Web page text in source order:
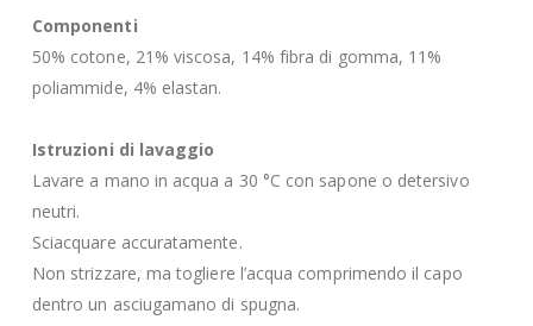
Componenti
50% cotone, 21% viscosa, 14% fibra di gomma, 11%
poliammide, 4% elastan.
Istruzioni di lavaggio
Lavare a mano in acqua a 30 °C con sapone o detersivo
neutri.
Sciacquare accuratamente.
Non strizzare, ma togliere l’acqua comprimendo il capo
dentro un asciugamano di spugna.